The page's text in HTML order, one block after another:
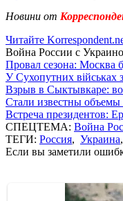
Новини от
Читайте
Война России с
Провал сезона: Москва
У Сухопутних військах
Взрыв в Сыктывкаре:
Стали известны
Встреча президентов:
СПЕЦТЕМА: Война
ТЕГИ: Россия, Украина,
Если вы заметили